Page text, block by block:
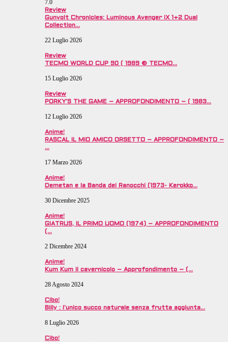
7.0
Review
Gunvolt Chronicles: Luminous Avenger iX 1+2 Dual
Collection…
22 Luglio 2026
Review
TECMO WORLD CUP 90 ( 1989 © TECMO…
15 Luglio 2026
Review
PORKY’S THE GAME – APPROFONDIMENTO – ( 1983…
12 Luglio 2026
Anime!
RASCAL IL MIO AMICO ORSETTO – APPROFONDIMENTO –
…
17 Marzo 2026
Anime!
Demetan e la Banda dei Ranocchi (1973- Kerokko…
30 Dicembre 2025
Anime!
GIATRUS, IL PRIMO UOMO (1974) – APPROFONDIMENTO
(…
2 Dicembre 2024
Anime!
Kum Kum il cavernicolo – Approfondimento – (…
28 Agosto 2024
Cibo!
Billy : l’unico succo naturale senza frutta aggiunta…
8 Luglio 2026
Cibo!